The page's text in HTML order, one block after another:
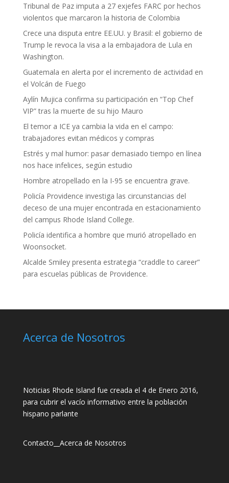
Tribunal de Paz imputa a 27 exjefes FARC por hechos
violentos que marcaron la historia de Colombia
Crece una disputa entre EE.UU. y Brasil: el gobierno de
Trump le revoca la visa a la embajadora de Lula en
Washington.
Guatemala en alerta por el incremento de actividad en
el Volcán de Fuego
Aylín Mujica confirma su participación en “Top Chef
VIP” tras la muerte de su hijo Mauro
El temor a ICE ya cambia la vida en el campo:
trabajadores evitan médicos y compras
Estrés y mal humor: pasar demasiado tiempo en línea
nos hace infelices, según estudio
Hombre atropellado en la I-95 se encuentra grave.
Policía Providence investiga las circunstancias del
deceso de una mujer encontrada en estacionamiento
del campus Rhode Island College.
Policía identifica a hombre que murió atropellado en
Woonsocket.
Alcalde Smiley presenta estrategia “craddle to career”
para escuelas públicas de Providence.
Acerca de Nosotros
Noticias Rhode Island fue creada el 4 de Enero 2016,
para cubrir el vacío informativo entre la población
hispano parlante
Contacto Acerca de Nosotros